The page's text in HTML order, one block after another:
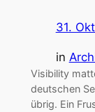
31.
in
Visibility
deutschen
übrig. Ein